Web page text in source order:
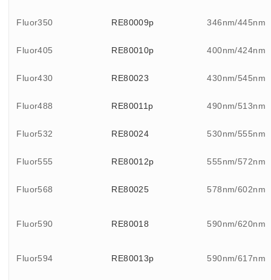
Fluor350 RE80009p 346nm/445nm
Fluor405 RE80010p 400nm/424nm
Fluor430 RE80023 430nm/545nm
Fluor488 RE80011p 490nm/513nm
Fluor532 RE80024 530nm/555nm
Fluor555 RE80012p 555nm/572nm
Fluor568 RE80025 578nm/602nm
Fluor590 RE80018 590nm/620nm
Fluor594 RE80013p 590nm/617nm